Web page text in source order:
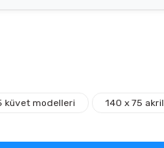
küvet modelleri 140 x 75